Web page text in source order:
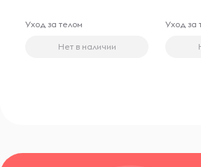
Уход за телом
Нет в наличии
Уход за